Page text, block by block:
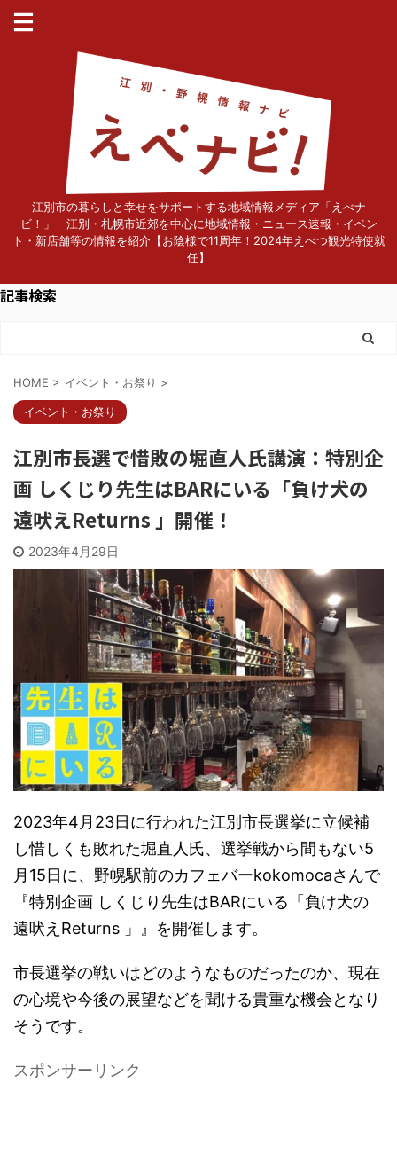
江別市の暮らしと幸せをサポートする地域情報メディア「えべナ
ビ！」 江別・札幌市近郊を中心に地域情報・ニュース速報・イベン
ト・新店舗等の情報を紹介【お陰様で11周年！2024年えべつ観光特使就
任】
記事検索
HOME > イベント・お祭り >
イベント・お祭り
江別市長選で惜敗の堀直人氏講演：特別企
画 しくじり先生はBARにいる「負け犬の
遠吠えReturns 」開催！
2023年4月29日
2023年4月23日に行われた江別市長選挙に立候補
し惜しくも敗れた堀直人氏、選挙戦から間もない5
月15日に、野幌駅前のカフェバーkokomocaさんで
『特別企画 しくじり先生はBARにいる「負け犬の
遠吠えReturns 」』を開催します。
市長選挙の戦いはどのようなものだったのか、現在
の心境や今後の展望などを聞ける貴重な機会となり
そうです。
スポンサーリンク